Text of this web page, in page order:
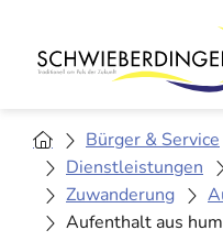
Bürger & Service
Dienstleistungen
Zuwanderung
Aufenthalt aus